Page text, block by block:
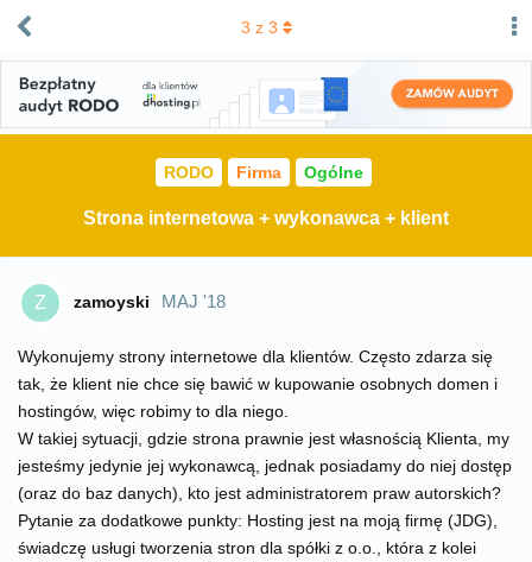
RODO Firma Ogólne
Strona internetowa + wykonawca + klient
3 z 3
Z zamoyski MAJ '18
Wykonujemy strony internetowe dla klientów. Często zdarza się
tak, że klient nie chce się bawić w kupowanie osobnych domen i
hostingów, więc robimy to dla niego.
W takiej sytuacji, gdzie strona prawnie jest własnością Klienta, my
jesteśmy jedynie jej wykonawcą, jednak posiadamy do niej dostęp
(oraz do baz danych), kto jest administratorem praw autorskich?
Pytanie za dodatkowe punkty: Hosting jest na moją firmę (JDG),
świadczę usługi tworzenia stron dla spółki z o.o., która z kolei